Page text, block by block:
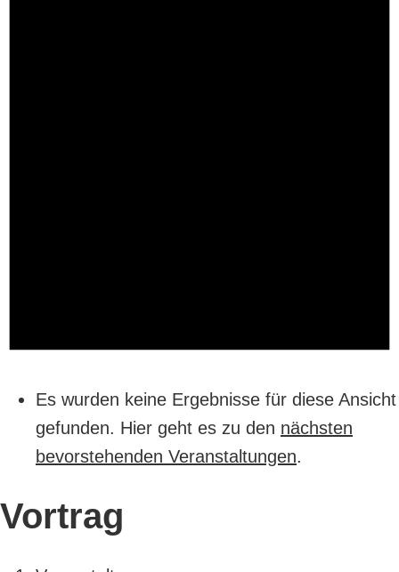
Es wurden keine Ergebnisse für diese Ansicht
gefunden. Hier geht es zu den nächsten
bevorstehenden Veranstaltungen.
Vortrag